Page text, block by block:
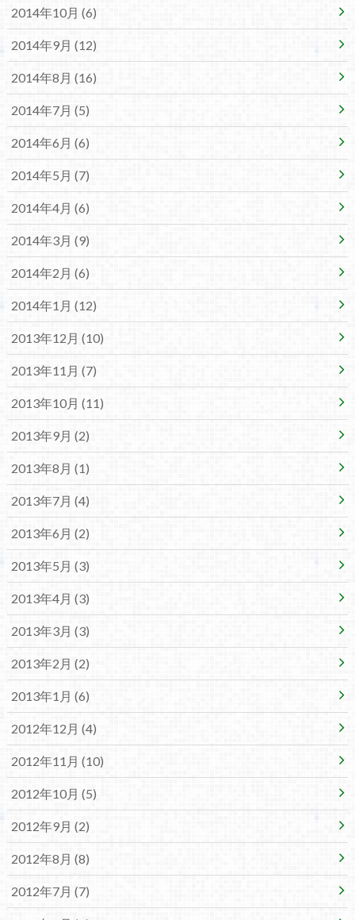
2014年10月 (6)
2014年9月 (12)
2014年8月 (16)
2014年7月 (5)
2014年6月 (6)
2014年5月 (7)
2014年4月 (6)
2014年3月 (9)
2014年2月 (6)
2014年1月 (12)
2013年12月 (10)
2013年11月 (7)
2013年10月 (11)
2013年9月 (2)
2013年8月 (1)
2013年7月 (4)
2013年6月 (2)
2013年5月 (3)
2013年4月 (3)
2013年3月 (3)
2013年2月 (2)
2013年1月 (6)
2012年12月 (4)
2012年11月 (10)
2012年10月 (5)
2012年9月 (2)
2012年8月 (8)
2012年7月 (7)